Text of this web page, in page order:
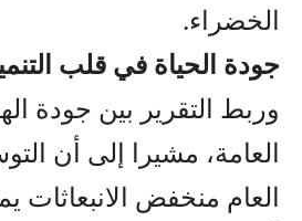
الخضراء.
جودة الحياة في قلب
وربط التقرير بين جودة
العامة، مشيرا إلى أن
العام منخفض الانبعاثات